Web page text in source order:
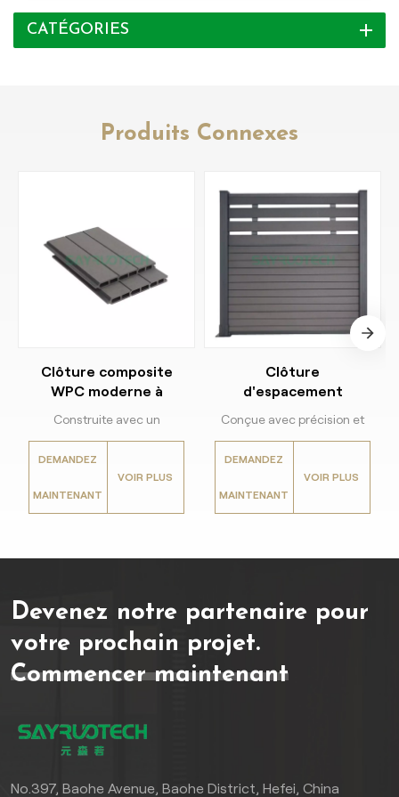
CATÉGORIES
Produits Connexes
Clôture composite
WPC moderne à
Construite avec un
composite bois-plastique
(WPC) de première
génération, cette clôture
DEMANDEZ
MAINTENANT
VOIR PLUS
Clôture
d'espacement
Espacements
Conçue avec précision et
élégance, cette solution de
clôture innovante allie style
et fonctionnalité. Sublimez
un charme indéniable.
Découvrez le summum du
luxe et du raffinement avec
la clôture d'espacement en
DEMANDEZ
MAINTENANT
VOIR PLUS
Devenez notre partenaire pour
votre prochain projet.
Commencer maintenant
No.397, Baohe Avenue, Baohe District, Hefei, China